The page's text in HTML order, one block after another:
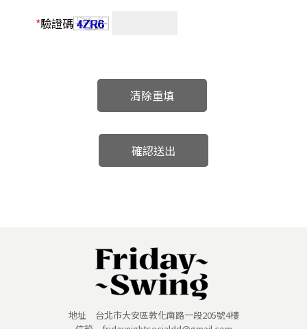
*驗證碼
清除重填
確認送出
地址 台北市大安區敦化南路一段205號4樓